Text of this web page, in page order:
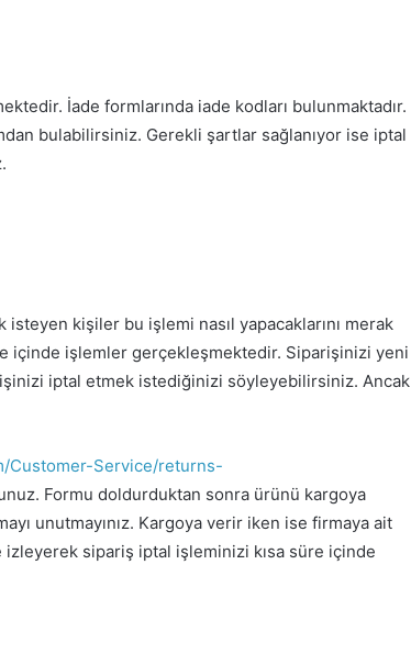
İade formlarında iade kodları bulunmaktadır.
bulabilirsiniz. Gerekli şartlar sağlanıyor ise iptal
kişiler bu işlemi nasıl yapacaklarını merak
içinde işlemler gerçekleşmektedir. Siparişinizi yeni
iptal etmek istediğinizi söyleyebilirsiniz. Ancak
Customer-Service/returns-
Formu doldurduktan sonra ürünü kargoya
unutmayınız. Kargoya verir iken ise firmaya ait
izleyerek sipariş iptal işleminizi kısa süre içinde